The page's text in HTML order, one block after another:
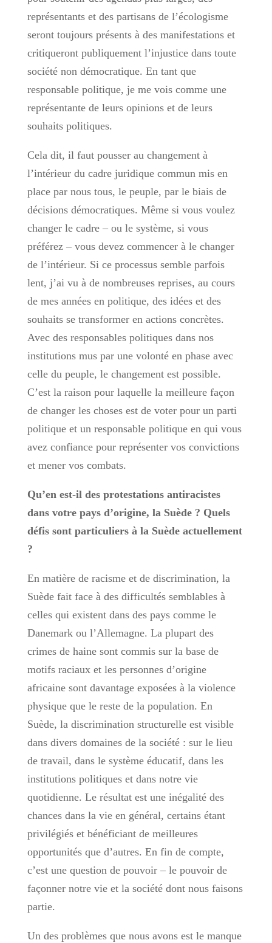
représentants et des partisans de l’écologisme
seront toujours présents à des manifestations et
critiqueront publiquement l’injustice dans toute
société non démocratique. En tant que
responsable politique, je me vois comme une
représentante de leurs opinions et de leurs
souhaits politiques.
Cela dit, il faut pousser au changement à
l’intérieur du cadre juridique commun mis en
place par nous tous, le peuple, par le biais de
décisions démocratiques. Même si vous voulez
changer le cadre – ou le système, si vous
préférez – vous devez commencer à le changer
de l’intérieur. Si ce processus semble parfois
lent, j’ai vu à de nombreuses reprises, au cours
de mes années en politique, des idées et des
souhaits se transformer en actions concrètes.
Avec des responsables politiques dans nos
institutions mus par une volonté en phase avec
celle du peuple, le changement est possible.
C’est la raison pour laquelle la meilleure façon
de changer les choses est de voter pour un parti
politique et un responsable politique en qui vous
avez confiance pour représenter vos convictions
et mener vos combats.
Qu’en est-il des protestations antiracistes
dans votre pays d’origine, la Suède ? Quels
défis sont particuliers à la Suède actuellement
?
En matière de racisme et de discrimination, la
Suède fait face à des difficultés semblables à
celles qui existent dans des pays comme le
Danemark ou l’Allemagne. La plupart des
crimes de haine sont commis sur la base de
motifs raciaux et les personnes d’origine
africaine sont davantage exposées à la violence
physique que le reste de la population. En
Suède, la discrimination structurelle est visible
dans divers domaines de la société : sur le lieu
de travail, dans le système éducatif, dans les
institutions politiques et dans notre vie
quotidienne. Le résultat est une inégalité des
chances dans la vie en général, certains étant
privilégiés et bénéficiant de meilleures
opportunités que d’autres. En fin de compte,
c’est une question de pouvoir – le pouvoir de
façonner notre vie et la société dont nous faisons
partie.
Un des problèmes que nous avons est le manque